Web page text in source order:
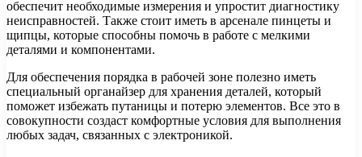
обеспечит необходимые измерения и упростит диагностику
неисправностей. Также стоит иметь в арсенале пинцеты и
щипцы, которые способны помочь в работе с мелкими
деталями и компонентами.
Для обеспечения порядка в рабочей зоне полезно иметь
специальный органайзер для хранения деталей, который
поможет избежать путаницы и потерю элементов. Все это в
совокупности создаст комфортные условия для выполнения
любых задач, связанных с электроникой.